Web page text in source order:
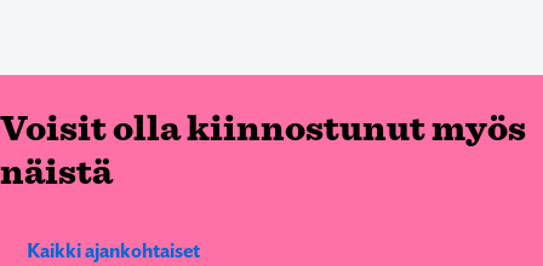
Voisit olla kiinnostunut myös
näistä
Kaikki ajankohtaiset